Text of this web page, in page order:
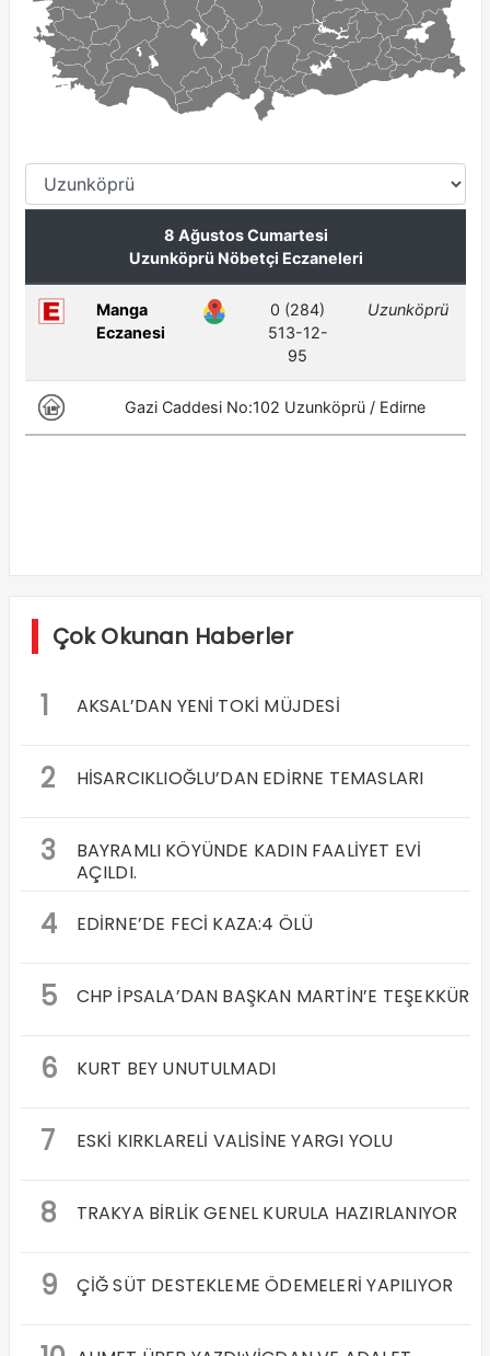
Çok Okunan Haberler
1 AKSAL’DAN YENİ TOKİ MÜJDESİ
2 HİSARCIKLIOĞLU’DAN EDİRNE TEMASLARI
3
BAYRAMLI KÖYÜNDE KADIN FAALİYET EVİ
AÇILDI.
4 EDİRNE’DE FECİ KAZA:4 ÖLÜ
5 CHP İPSALA’DAN BAŞKAN MARTİN’E TEŞEKKÜR
6 KURT BEY UNUTULMADI
7 ESKİ KIRKLARELİ VALİSİNE YARGI YOLU
8 TRAKYA BİRLİK GENEL KURULA HAZIRLANIYOR
9 ÇİĞ SÜT DESTEKLEME ÖDEMELERİ YAPILIYOR